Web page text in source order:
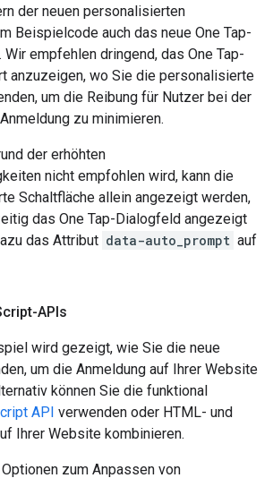
der neuen personalisierten
Beispielcode auch das neue One Tap-
empfehlen dringend, das One Tap-
anzuzeigen, wo Sie die personalisierte
um die Reibung für Nutzer bei der
zu minimieren.
der erhöhten
nicht empfohlen wird, kann die
Schaltfläche allein angezeigt werden,
das One Tap-Dialogfeld angezeigt
das Attribut data-auto_prompt auf
APIs
wird gezeigt, wie Sie die neue
um die Anmeldung auf Ihrer Website
können Sie die funktional
API verwenden oder HTML- und
Ihrer Website kombinieren.
zum Anpassen von